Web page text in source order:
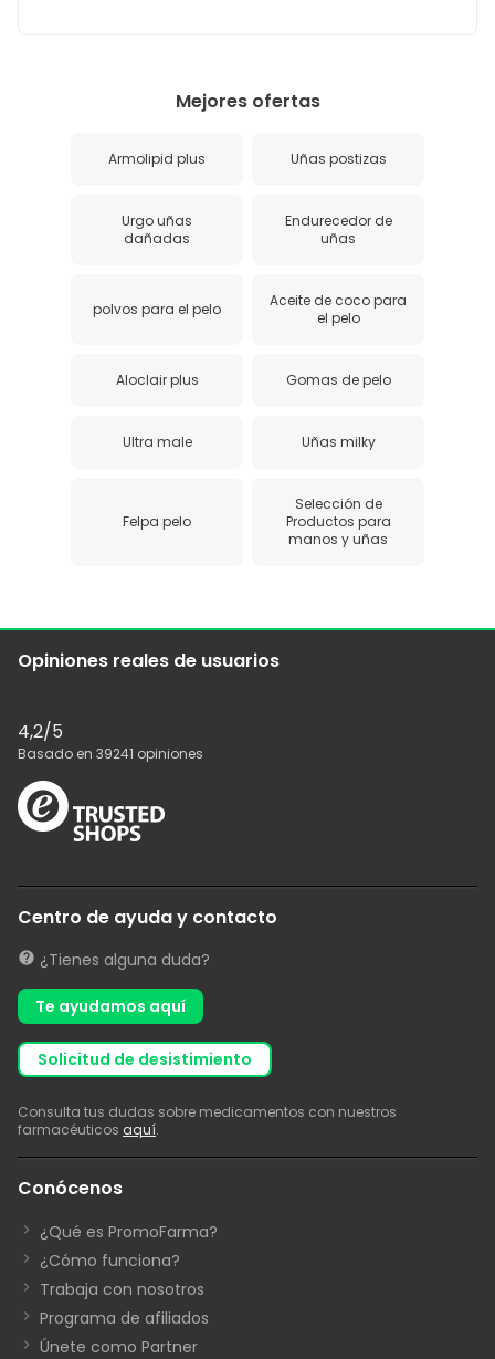
Mejores ofertas
Armolipid plus Uñas postizas
Urgo uñas
dañadas
Endurecedor de
uñas
polvos para el pelo
Aceite de coco para
el pelo
Aloclair plus Gomas de pelo
Ultra male Uñas milky
Felpa pelo
Selección de
Productos para
manos y uñas
Opiniones reales de usuarios
4,2/5
Basado en 39241 opiniones
Centro de ayuda y contacto
¿Tienes alguna duda?
Te ayudamos aquí
solicitud de desistimiento
Consulta tus dudas sobre medicamentos con nuestros
farmacéuticos aquí.
Conócenos
¿Qué es PromoFarma?
¿Cómo funciona?
Trabaja con nosotros
Programa de afiliados
Únete como Partner